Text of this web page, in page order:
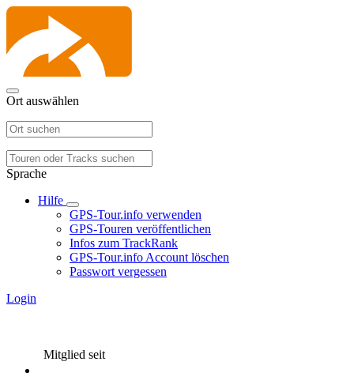
Ort auswählen
Sprache
Hilfe
GPS-Tour.info verwenden
GPS-Touren veröffentlichen
Infos zum TrackRank
GPS-Tour.info Account löschen
Passwort vergessen
Login
Mitglied seit